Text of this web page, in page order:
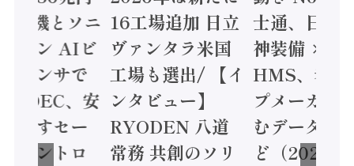
電機とソニ
コン AIビ
センサで
/ IDEC、安
かすセー
コントロ
16工場追加 日立
ヴァンタラ米国
工場も選出/ 【イ
ンタビュー】
RYODEN 八道
常務 共創のソリ
士通、日立
神装備 ×
HMS、老舗
プメーカー
むデータ活
ど（2026年